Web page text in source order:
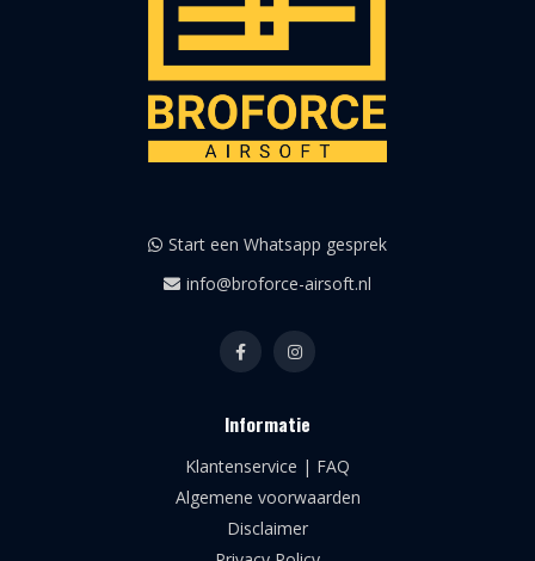
Start een Whatsapp gesprek
info@broforce-airsoft.nl
Informatie
Klantenservice | FAQ
Algemene voorwaarden
Disclaimer